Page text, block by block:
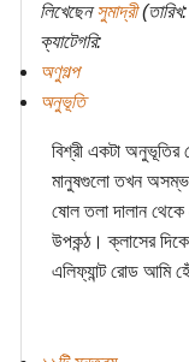
লিখেছেনসুমাদ্রী
ক্যাটেগরি:
অণুগল্প
অনুভূতি
বিশ্রী একটা অনুভূতির
মানুষগুলো তখন
ষোল তলা দালান
উপকন্ঠ। ক্লাসের
এলিফ্যান্ট রোড আমি